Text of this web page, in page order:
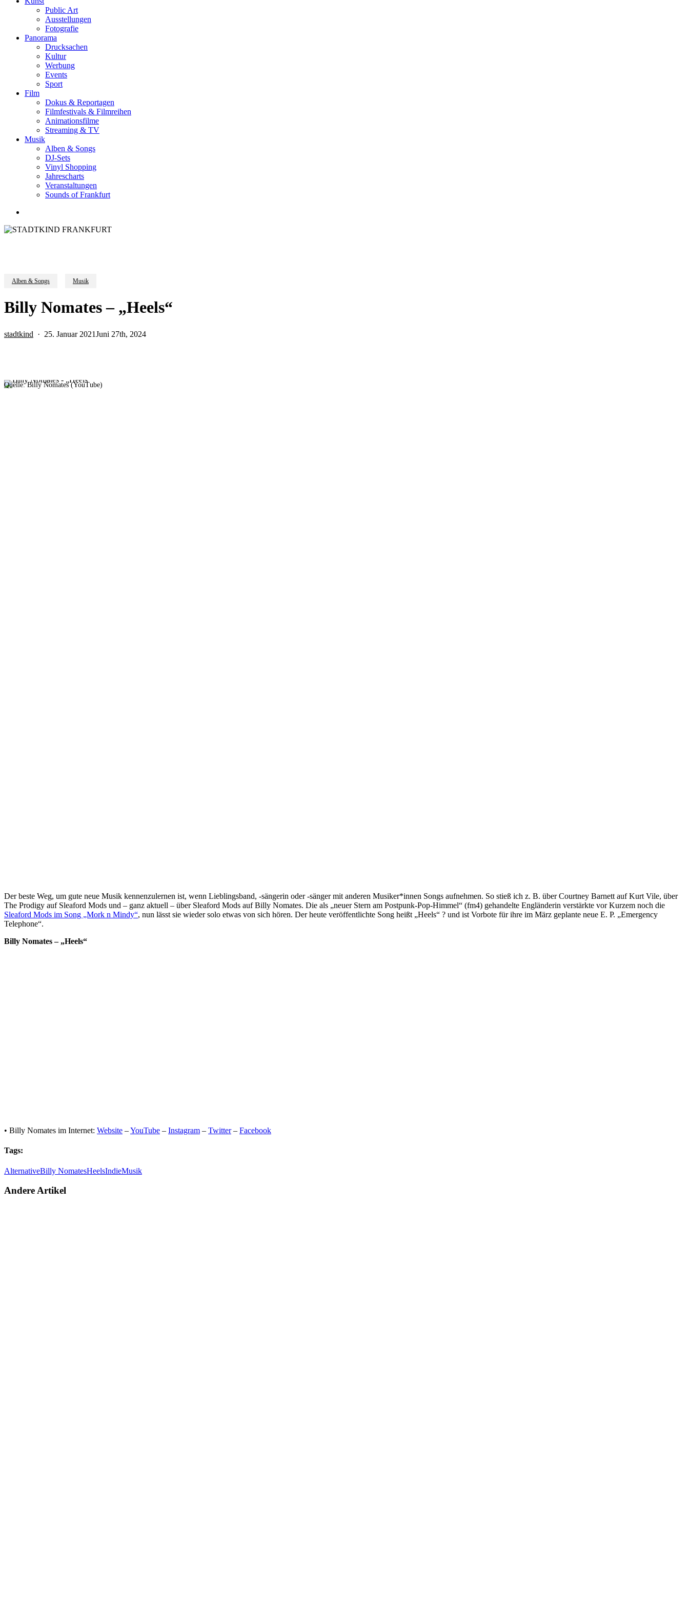
Public Art
Ausstellungen
Fotografie
Panorama
Drucksachen
Kultur
Werbung
Events
Sport
Film
Dokus & Reportagen
Filmfestivals & Filmreihen
Animationsfilme
Streaming & TV
Musik
Alben & Songs
DJ-Sets
Vinyl Shopping
Jahrescharts
Veranstaltungen
Sounds of Frankfurt
Alben & Songs Musik
Billy Nomates – „Heels“
stadtkind 25. Januar 2021Juni 27th, 2024
Quelle: Billy Nomates (YouTube)
Der beste Weg, um gute neue Musik kennenzulernen ist, wenn Lieblingsband, -sängerin oder -sänger mit anderen Musiker*innen Songs aufnehmen. So stieß ich z. B. über Courtney Barnett auf Kurt Vile, über
The Prodigy auf Sleaford Mods und – ganz aktuell – über Sleaford Mods auf Billy Nomates. Die als „neuer Stern am Postpunk-Pop-Himmel“ (fm4) gehandelte Engländerin verstärkte vor Kurzem noch die
Sleaford Mods im Song „Mork n Mindy“, nun lässt sie wieder solo etwas von sich hören. Der heute veröffentlichte Song heißt „Heels“ ? und ist Vorbote für ihre im März geplante neue E. P. „Emergency
Telephone“.
Billy Nomates – „Heels“
• Billy Nomates im Internet: Website –YouTube – Instagram – Twitter– Facebook
Tags:
AlternativeBilly NomatesHeelsIndieMusik
Andere Artikel